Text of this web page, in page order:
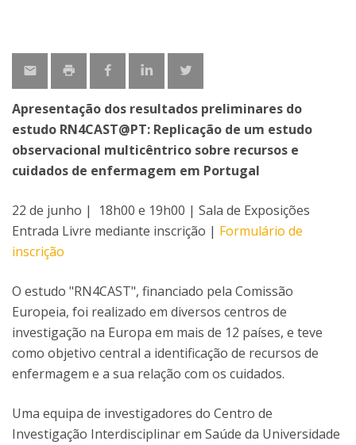
Apresentação dos resultados preliminares do
estudo RN4CAST@PT: Replicação de um estudo
observacional multicêntrico sobre recursos e
cuidados de enfermagem em Portugal
22 de junho | 18h00 e 19h00 | Sala de Exposições
Entrada Livre mediante inscrição | Formulário de
inscrição
O estudo "RN4CAST", financiado pela Comissão
Europeia, foi realizado em diversos centros de
investigação na Europa em mais de 12 países, e teve
como objetivo central a identificação de recursos de
enfermagem e a sua relação com os cuidados.
Uma equipa de investigadores do Centro de
Investigação Interdisciplinar em Saúde da Universidade